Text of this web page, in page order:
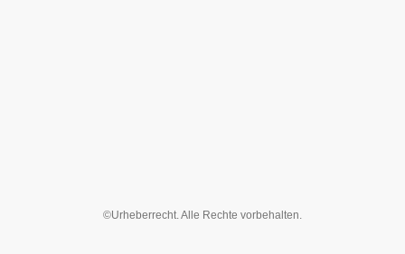
©Urheberrecht. Alle Rechte vorbehalten.